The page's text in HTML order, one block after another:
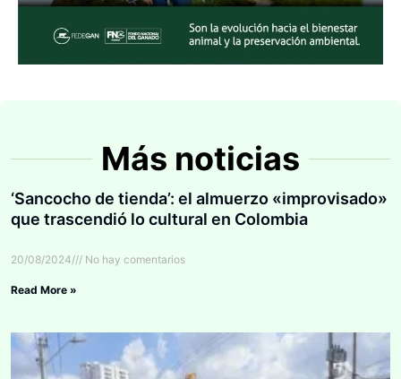
Más noticias
‘Sancocho de tienda’: el almuerzo «improvisado»
que trascendió lo cultural en Colombia
20/08/2024 No hay comentarios
Read More »